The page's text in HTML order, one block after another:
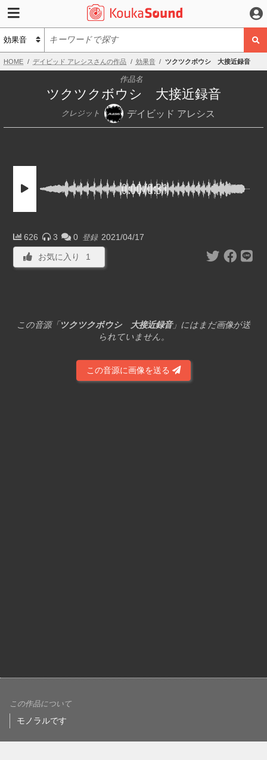
HOME デイビッド アレシスさんの作品 効果音 ツクツクボウシ 大接近録音
作品名
ツクツクボウシ 大接近録音
クレジット デイビッド アレシス
0:00/0:31
626 3 0 登録 2021/04/17
お気に入り 1
この音源「 ツクツクボウシ 大接近録音」にはまだ画像が送
られていません。
この音源に画像を送る
この作品について
モノラルです